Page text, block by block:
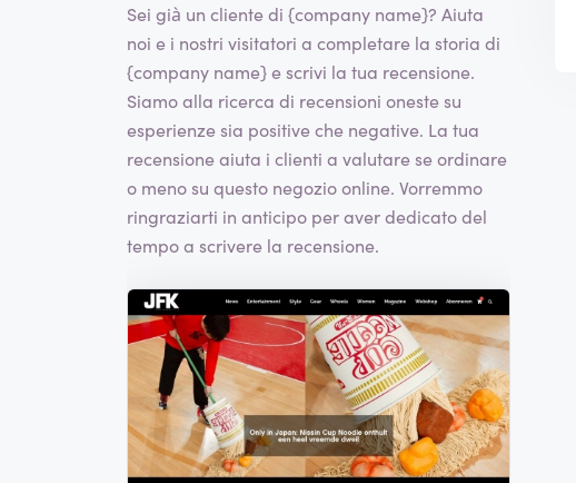
Sei già un cliente di {company name}? Aiuta
noi e i nostri visitatori a completare la storia di
{company name} e scrivi la tua recensione.
Siamo alla ricerca di recensioni oneste su
esperienze sia positive che negative. La tua
recensione aiuta i clienti a valutare se ordinare
o meno su questo negozio online. Vorremmo
ringraziarti in anticipo per aver dedicato del
tempo a scrivere la recensione.